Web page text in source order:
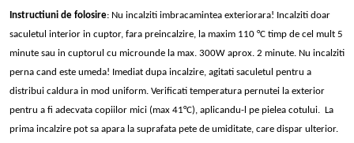
Instructiuni de folosire: Nu incalziti imbracamintea exteriorara! Incalziti doar
saculetul interior in cuptor, fara preincalzire, la maxim 110 °C timp de cel mult 5
minute sau in cuptorul cu microunde la max. 300W aprox. 2 minute. Nu incalziti
perna cand este umeda! Imediat dupa incalzire, agitati saculetul pentru a
distribui caldura in mod uniform. Verificati temperatura pernutei la exterior
pentru a fi adecvata copiilor mici (max 41°C), aplicandu-l pe pielea cotului. La
prima incalzire pot sa apara la suprafata pete de umiditate, care dispar ulterior.